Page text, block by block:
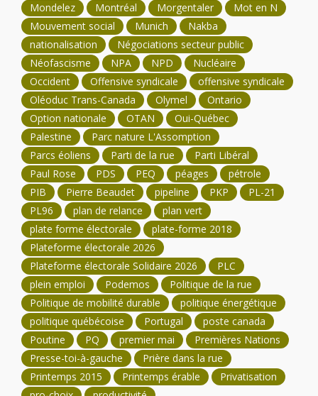
Mondelez
Montréal Morgentaler
Mot en N
Mouvement social
Munich
Nakba
nationalisation
Négociations secteur public
Néofascisme
NPA NPD
Nucléaire
Occident
Offensive syndicale
offensive syndicale
Oléoduc Trans-Canada
Olymel
Ontario
Option nationale
OTAN
Oui-Québec
Palestine
Parc nature L'Assomption
Parcs éoliens
Parti de la rue
Parti Libéral
Paul Rose
PDS PEQ péages
pétrole
PIB
Pierre Beaudet pipeline PKP
PL-21
PL96
plan de relance
plan vert
plate forme électorale
plate-forme 2018
Plateforme électorale 2026
Plateforme électorale Solidaire 2026
PLC
plein emploi
Podemos
Politique de la rue
Politique de mobilité durable
politique énergétique
politique québécoise
Portugal
poste canada
Poutine
PQ premier mai
Premières Nations
Presse-toi-à-gauche
Prière dans la rue
Printemps 2015
Printemps érable
Privatisation